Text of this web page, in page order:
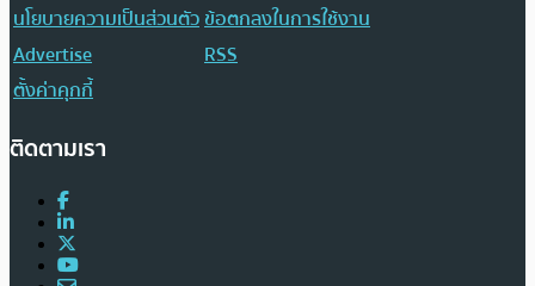
นโยบายความเป็นส่วนตัวข้อตกลงในการใช้งาน
Advertise
RSS
ตั้งค่าคุกกี้
ติดตามเรา